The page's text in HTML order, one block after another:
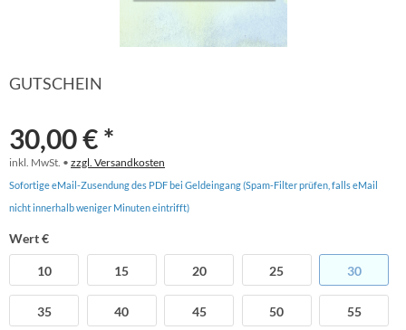
GUTSCHEIN
30,00 € *
inkl. MwSt. • zzgl. Versandkosten
Sofortige eMail-Zusendung des PDF bei Geldeingang (Spam-Filter prüfen, falls eMail
nicht innerhalb weniger Minuten eintrifft)
Wert €
10 15 20 25 30
35 40 45 50 55